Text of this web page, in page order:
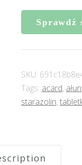
Sprawdź
SKU:
Tags: acard, ałun
starazolin,